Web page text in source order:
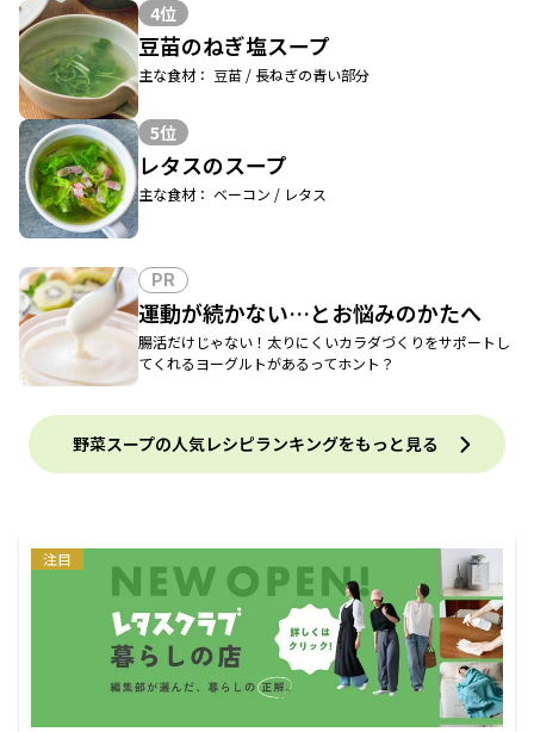
4位
豆苗のねぎ塩スープ
主な食材： 豆苗 / 長ねぎの青い部分
5位
レタスのスープ
主な食材： ベーコン / レタス
PR
運動が続かない…とお悩みのかたへ
腸活だけじゃない！太りにくいカラダづくりをサポートし
てくれるヨーグルトがあるってホント？
野菜スープの人気レシピランキングをもっと見る
注目